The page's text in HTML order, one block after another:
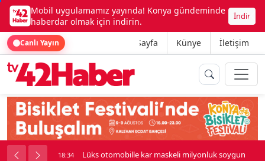
Mobil uygulamamız yayında! Konya gündeminde
haberdar olmak için indirin.
İndir
Canlı Yayın Ana Sayfa Künye İletişim
kavga çıktı 18:34 Lüks otomobille kar maskeli milyonluk soygun